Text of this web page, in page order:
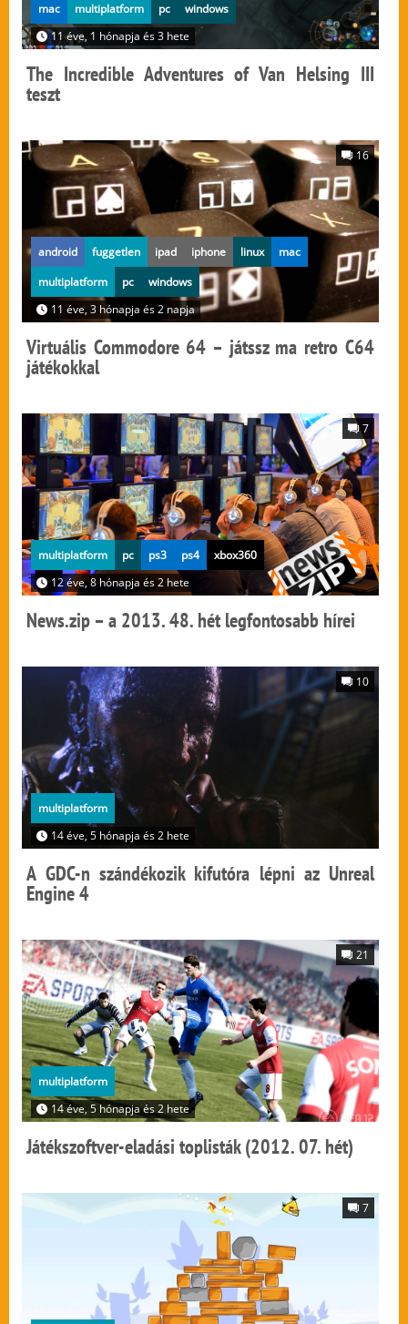
mac multiplatform pc
windows
11 éve, 1 hónapja és 3 hete
The Incredible Adventures of Van Helsing III
teszt
16
android fuggetlen ipad iphone linux
mac
multiplatform
pc
windows
11 éve, 3 hónapja és 2 napja
Virtuális Commodore 64 – játssz ma retro C64
játékokkal
7
multiplatform pc ps3 ps4
xbox360
12 éve, 8 hónapja és 2 hete
News.zip – a 2013. 48. hét legfontosabb hírei
10
multiplatform
14 éve, 5 hónapja és 2 hete
A GDC-n szándékozik kifutóra lépni az Unreal
Engine 4
21
multiplatform
14 éve, 5 hónapja és 2 hete
Játékszoftver-eladási toplisták (2012. 07. hét)
7